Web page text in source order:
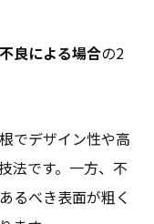
良による場合の2
でデザイン性や高
法です。一方、不
るべき表面が粗く